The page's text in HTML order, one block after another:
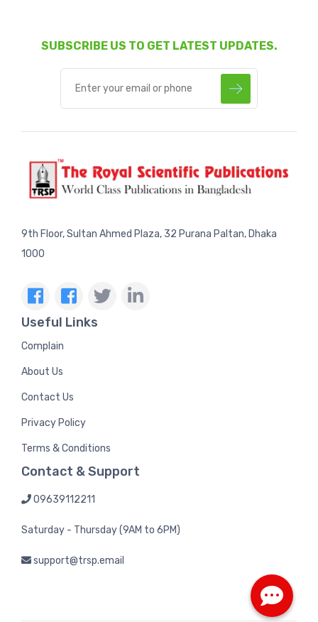
SUBSCRIBE US TO GET LATEST UPDATES.
9th Floor, Sultan Ahmed Plaza, 32 Purana Paltan, Dhaka
1000
Useful Links
Complain
About Us
Contact Us
Privacy Policy
Terms & Conditions
Contact & Support
09639112211
Saturday - Thursday (9AM to 6PM)
support@trsp.email